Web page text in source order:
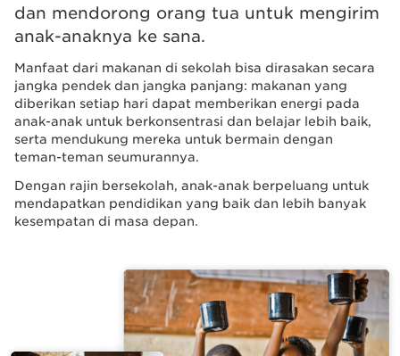
dan mendorong orang tua untuk mengirim
anak-⁠anaknya ke sana.
Manfaat dari makanan di sekolah bisa dirasakan secara
jangka pendek dan jangka panjang: makanan yang
diberikan setiap hari dapat memberikan energi pada
anak-⁠anak untuk berkonsentrasi dan belajar lebih baik,
serta mendukung mereka untuk bermain dengan
teman-⁠teman seumurannya.
Dengan rajin bersekolah, anak-⁠anak berpeluang untuk
mendapatkan pendidikan yang baik dan lebih banyak
kesempatan di masa depan.